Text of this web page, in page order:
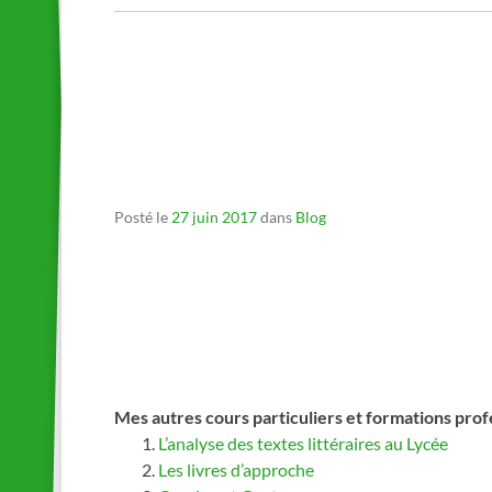
Posté le 27 juin 2017dans Blog
Mes autres cours particuliers et formations
L’analyse des textes littéraires au Lycée
Les livres d’approche